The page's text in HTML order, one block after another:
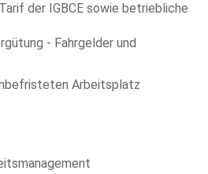
der IGBCE sowie betriebliche
- Fahrgelder und
Arbeitsplatz